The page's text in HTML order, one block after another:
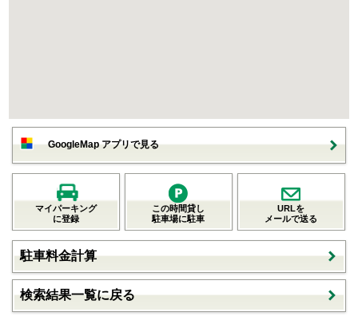
GoogleMap アプリで見る
マイパーキング
に登録
この時間貸し
駐車場に駐車
URLを
メールで送る
駐車料金計算
検索結果一覧に戻る